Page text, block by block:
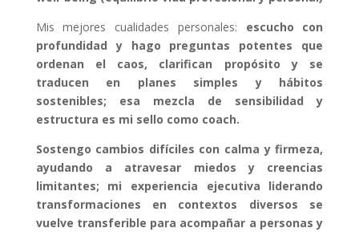
Mis mejores cualidades personales: escucho con
profundidad y hago preguntas potentes que
ordenan el caos, clarifican propósito y se
traducen en planes simples y hábitos
sostenibles; esa mezcla de sensibilidad y
estructura es mi sello como coach.
Sostengo cambios difíciles con calma y firmeza,
ayudando a atravesar miedos y creencias
limitantes; mi experiencia ejecutiva liderando
transformaciones en contextos diversos se
vuelve transferible para acompañar a personas y